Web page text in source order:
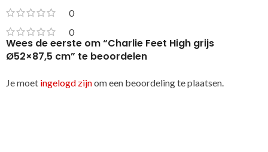
0
0
Wees de eerste om “Charlie Feet High grijs
Ø52×87,5 cm” te beoordelen
Je moet ingelogd zijnom een beoordeling te plaatsen.